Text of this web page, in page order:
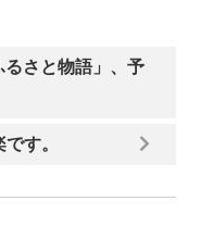
さと物語」、予
す。